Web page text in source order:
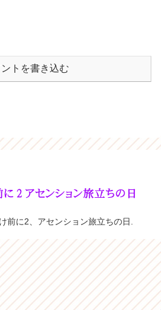
ントを書き込む
前に2、アセンション旅立ちの日.